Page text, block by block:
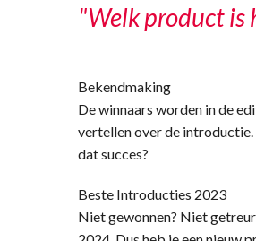
"Welk product is
Bekendmaking
De winnaars worden in de
vertellen over de
dat succes?
Beste Introducties 2023
Niet gewonnen? Niet